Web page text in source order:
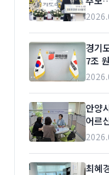
경기
7조
안양
어르
최혜